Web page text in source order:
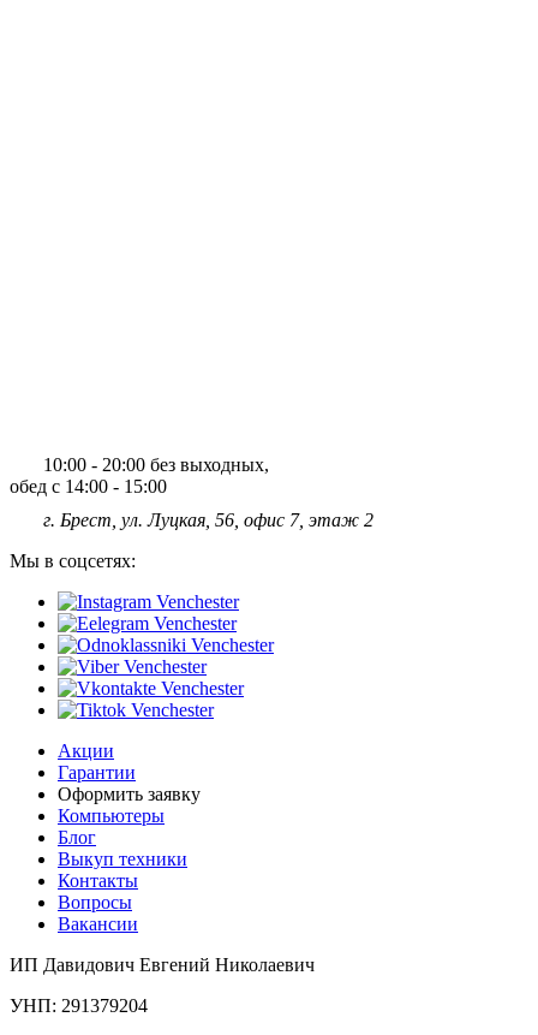
10:00 - 20:00 без выходных,
обед с 14:00 - 15:00
г. Брест, ул. Луцкая, 56, офис 7, этаж 2
Мы в соцсетях:
Акции
Гарантии
Оформить заявку
Компьютеры
Блог
Выкуп техники
Контакты
Вопросы
Вакансии
ИП Давидович Евгений Николаевич
УНП: 291379204